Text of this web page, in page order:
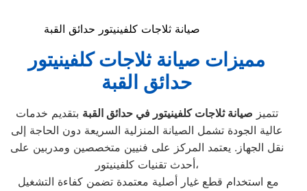
صيانة ثلاجات كلفينيتور حدائق القبة
مميزات صيانة ثلاجات كلفينيتور
حدائق القبة
تتميز صيانة ثلاجات كلفينيتور في حدائق القبة بتقديم خدمات
عالية الجودة تشمل الصيانة المنزلية السريعة دون الحاجة إلى
نقل الجهاز. يعتمد المركز على فنيين متخصصين ومدربين على
أحدث تقنيات كلفينيتور،